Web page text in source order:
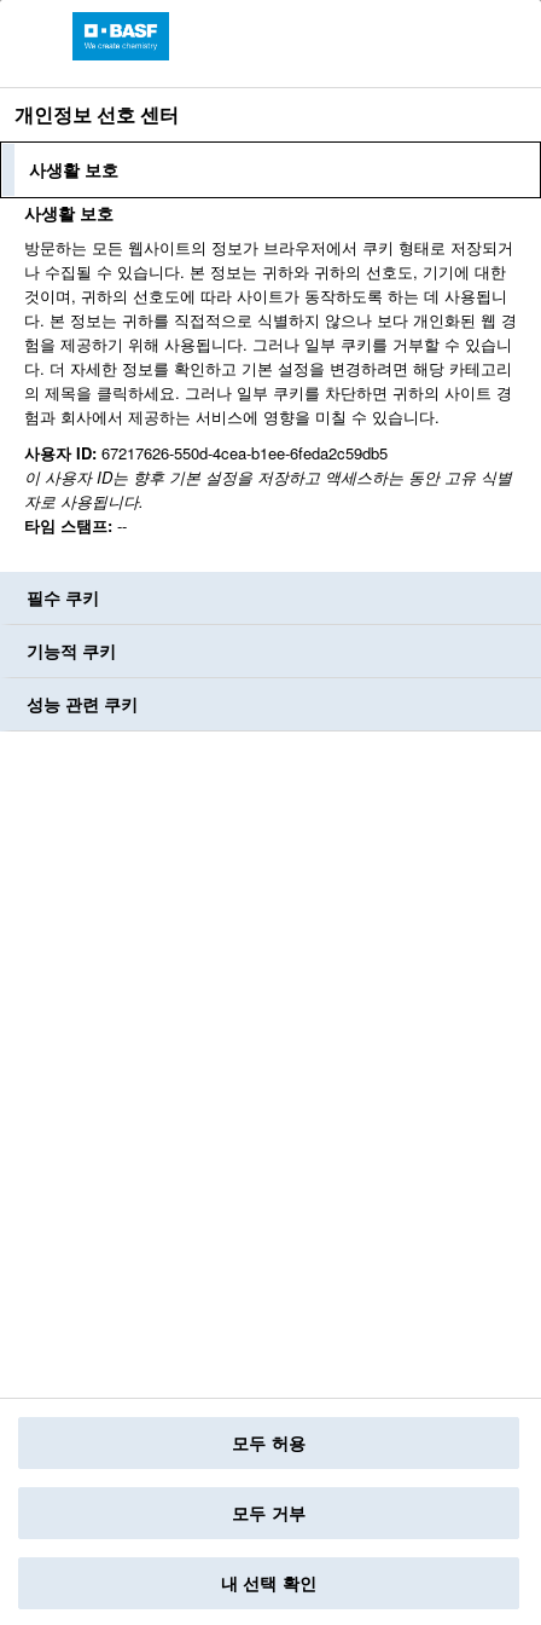
언어
채용 공고 검색
개인정보 선호 센터
사생활 보호
사생활 보호
방문하는 모든 웹사이트의 정보가 브라우저에서 쿠키 형태로 저장되거
나 수집될 수 있습니다. 본 정보는 귀하와 귀하의 선호도, 기기에 대한
것이며, 귀하의 선호도에 따라 사이트가 동작하도록 하는 데 사용됩니
다. 본 정보는 귀하를 직접적으로 식별하지 않으나 보다 개인화된 웹 경
험을 제공하기 위해 사용됩니다. 그러나 일부 쿠키를 거부할 수 있습니
다. 더 자세한 정보를 확인하고 기본 설정을 변경하려면 해당 카테고리
의 제목을 클릭하세요. 그러나 일부 쿠키를 차단하면 귀하의 사이트 경
험과 회사에서 제공하는 서비스에 영향을 미칠 수 있습니다.
사용자 ID: 67217626-550d-4cea-b1ee-6feda2c59db5
이 사용자 ID는 향후 기본 설정을 저장하고 액세스하는 동안 고유 식별
자로 사용됩니다.
타임 스탬프: --
필수 쿠키
기능적 쿠키
성능 관련 쿠키
내 선택 확인
모두 거부
모두 허용